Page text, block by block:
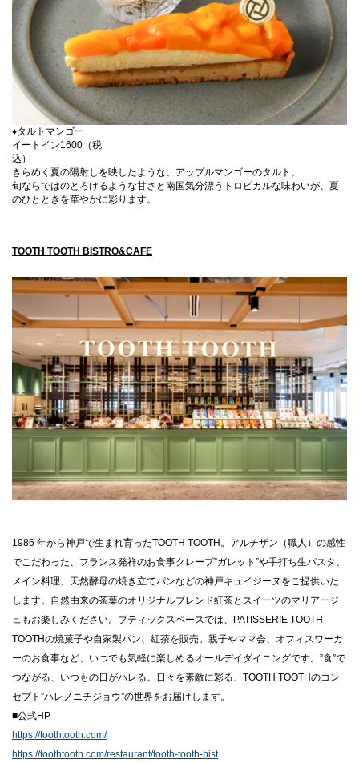
♦タルトマンゴー
イートイン1600（税
込）
きらめく夏の陽射しを映したような、アップルマンゴーのタルト。
旬ならではのとろけるような甘さと南国気分漂うトロピカルな味わいが、夏
のひとときを華やかに彩ります。
TOOTH TOOTH BISTRO&CAFE
1986 年から神戸で生まれ育ったTOOTH TOOTH。アルチザン（職人）の感性
でこだわった、フランス発祥のお食事クレープ”ガレット”や手打ち生パスタ、
メイン料理、天然酵母の焼き立てパンなどの神戸キュイジーヌをご提供いた
します。自然由来の茶葉のオリジナルブレンド紅茶とスイーツのマリアージ
ュもお楽しみください。ブティックスペースでは、PATISSERIE TOOTH
TOOTHの焼菓子や自家製パン、紅茶を販売。親子やママ会、オフィスワーカ
ーのお食事など、いつでも気軽に楽しめるオールデイダイニングです。”食”で
つながる、いつもの日がハレる。日々を素敵に彩る、TOOTH TOOTHのコン
セプト”ハレノニチジョウ”の世界をお届けします。
■公式HP
https://toothtooth.com/
https://toothtooth.com/restaurant/tooth-tooth-bist